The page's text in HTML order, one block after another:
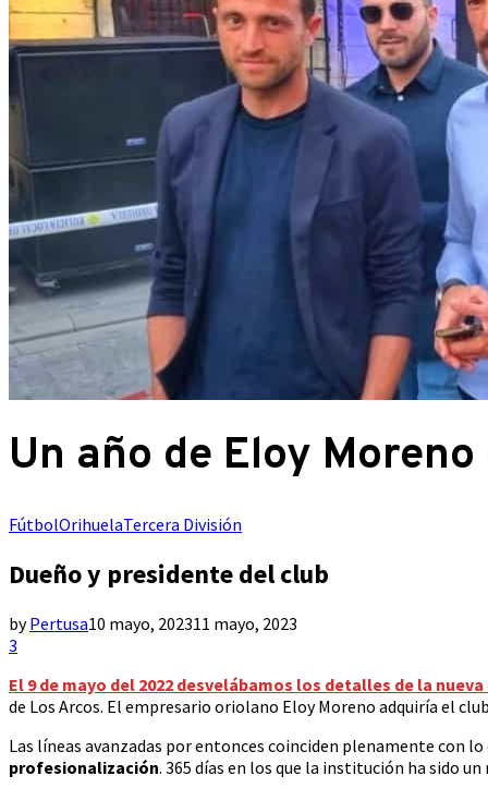
Un año de Eloy
FútbolOrihuelaTercera División
Dueño y presidente del club
byPertusa10 mayo, 202311 mayo, 2023
3
El 9 de mayo del 2022 desvelábamos los detalles de la nueva
de Los Arcos. El empresario oriolano Eloy Moreno adquiría el
Las líneas avanzadas por entonces coinciden plenamente con lo
profesionalización. 365 días en los que la institución ha sido